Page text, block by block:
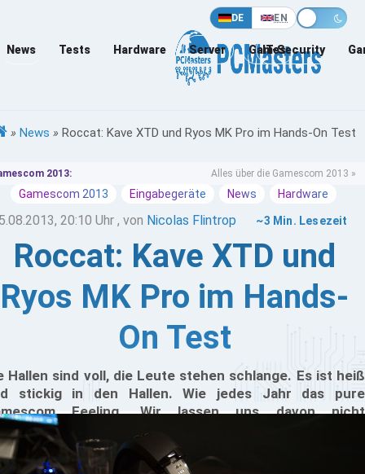
DE EN
News Tests Hardware Server Games
IT-Security
» News » Roccat: Kave XTD und Ryos MK Pro im Hands-On Test
2013: Alles über die Gamescom 2013 »
Gamescom 2013 Eingabegeräte News Hardware
20:10 Uhr , von Nicolas Flintrop ~3 Min. Lesezeit
Roccat: Kave XTD und
Ryos MK Pro im Hands-
On Test
Hallen sind voll, die Leute stehen schlange. Es ist heiß
stickig in den Hallen. Wie jedes Jahr das pure
Feeling. Wir lassen uns davon nicht
und kämpfen uns von Halle zu Halle. Bereits
Donnerstag besuchten wir den Hersteller Roccat.
bereits lange angekündigten Produkten wie der